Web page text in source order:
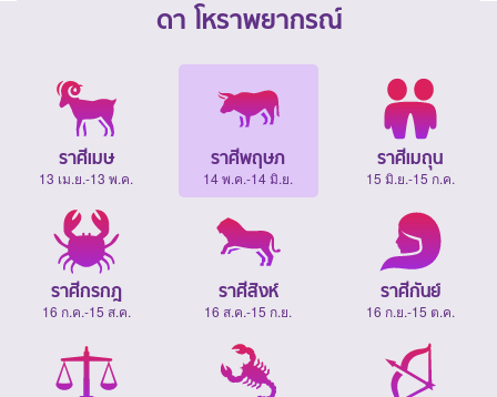
ดา โหราพยากรณ์
ราศีเมษ
13 เม.ย.-13 พ.ค.
ราศีพฤษภ
14 พ.ค.-14 มิ.ย.
ราศีเมถุน
15 มิ.ย.-15 ก.ค.
ราศีกรกฎ
16 ก.ค.-15 ส.ค.
ราศีสิงห์
16 ส.ค.-15 ก.ย.
ราศีกันย์
16 ก.ย.-15 ต.ค.